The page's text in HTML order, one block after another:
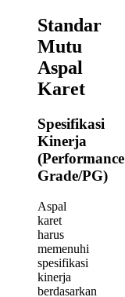
Standar
Mutu
Aspal
Karet
Spesifikasi
Kinerja
(Performance
Grade/PG)
Aspal
karet
harus
memenuhi
spesifikasi
kinerja
berdasarkan